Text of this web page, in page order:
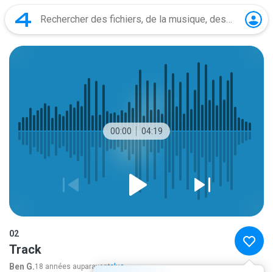
00:00 04:19
02
Track
Ben G.18 années auparavantplus...